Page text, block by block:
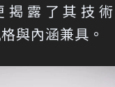
揭露了其技
與內涵兼具。